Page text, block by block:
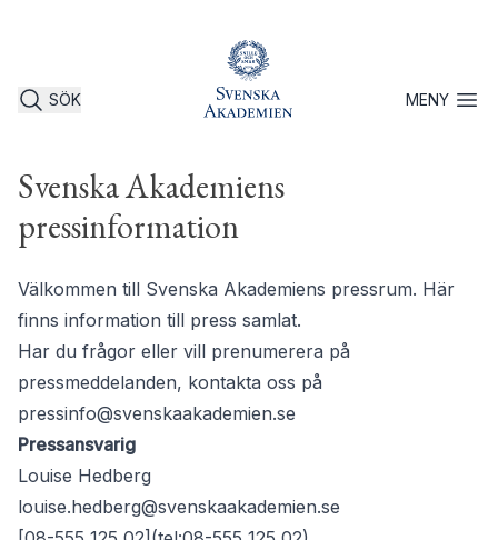
SÖK MENYÖppna
Svenska Akademiens
pressinformation
Välkommen till Svenska Akademiens pressrum. Här
finns information till press samlat.
Har du frågor eller vill prenumerera på
pressmeddelanden, kontakta oss på
pressinfo@svenskaakademien.se
Pressansvarig
Louise Hedberg
louise.hedberg@svenskaakademien.se